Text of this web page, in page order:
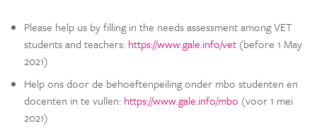
Please help us by filling in the needs assessment among VET
students and teachers: https://www.gale.info/vet (before 1 May
2021)
Help ons door de behoeftenpeiling onder mbo studenten en
docenten in te vullen: https://www.gale.info/mbo (voor 1 mei
2021)